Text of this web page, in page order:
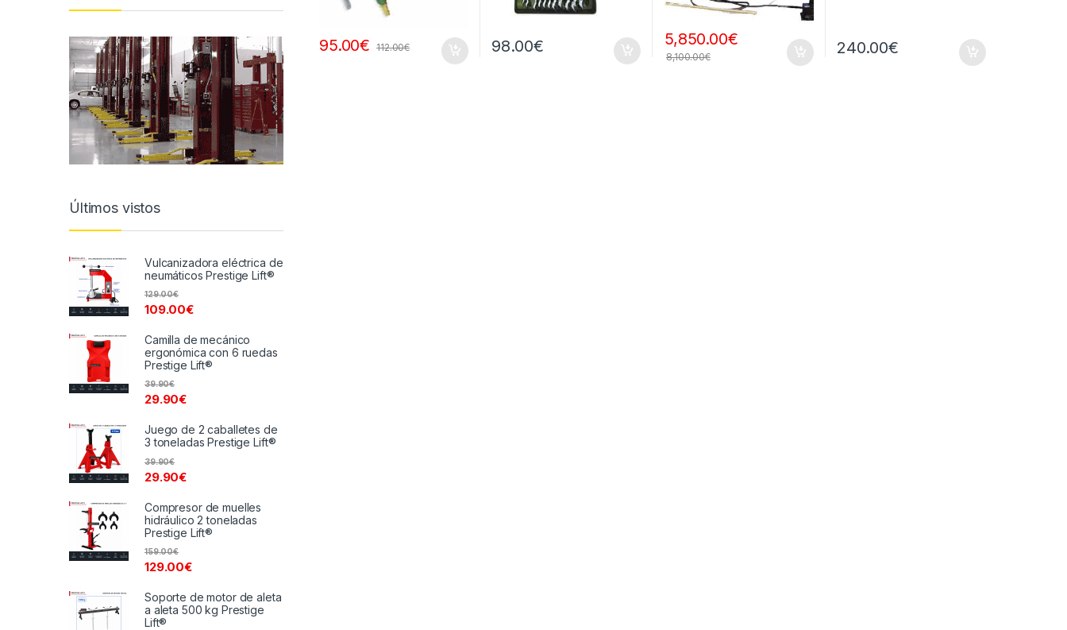
95.00€ 112.00€ 98.00€ 5,850.00€
8,100.00€ 240.00€
Últimos vistos
Vulcanizadora eléctrica de
neumáticos Prestige Lift®
109.00€
129.00€
Camilla de mecánico
ergonómica con 6 ruedas
Prestige Lift®
29.90€
39.90€
Juego de 2 caballetes de
3 toneladas Prestige Lift®
29.90€
39.90€
Compresor de muelles
hidráulico 2 toneladas
Prestige Lift®
129.00€
159.00€
Soporte de motor de aleta
a aleta 500 kg Prestige
Lift®